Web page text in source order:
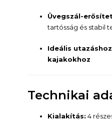
Üvegszál-
tartósság és stabil
Ideális
kajakokhoz
Technikai
Kialakítás: 4